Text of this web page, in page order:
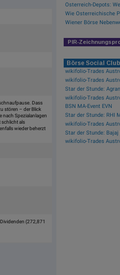
Dass
stören – der Blick
nach Spezialanlagen
schlicht als
wieder beherzt
(272,871
PIR-
Börse Social
wikifolio-Trades
BSN MA-Event EVN